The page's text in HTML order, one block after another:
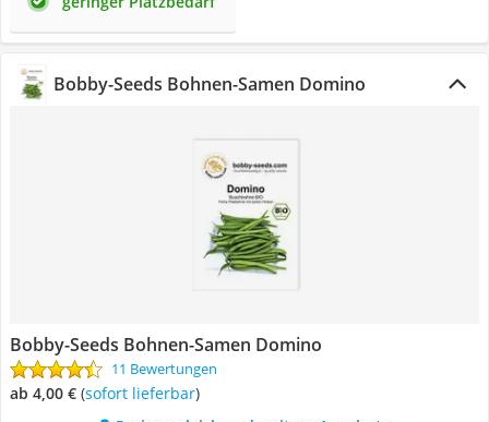
Bobby-Seeds Bohnen-Samen Domino
Bobby-Seeds Bohnen-Samen Domino
11 Bewertungen
ab 4,00 € ( Sofort lieferbar)